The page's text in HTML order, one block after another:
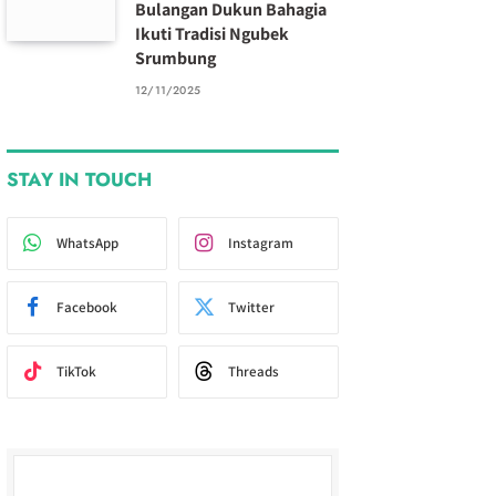
Bulangan Dukun Bahagia
Ikuti Tradisi Ngubek
Srumbung
12/11/2025
STAY IN TOUCH
WhatsApp Instagram
Facebook Twitter
TikTok Threads